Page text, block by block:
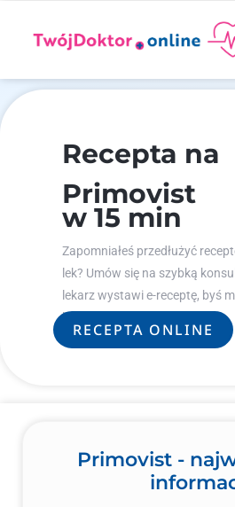
Recepta na
Primovist
w 15 min
Zapomniałeś przedłużyć
lek? Umów się na szybką
lekarz wystawi e-receptę, byś
leczenie.
RECEPTA ONLINE
Primovist -